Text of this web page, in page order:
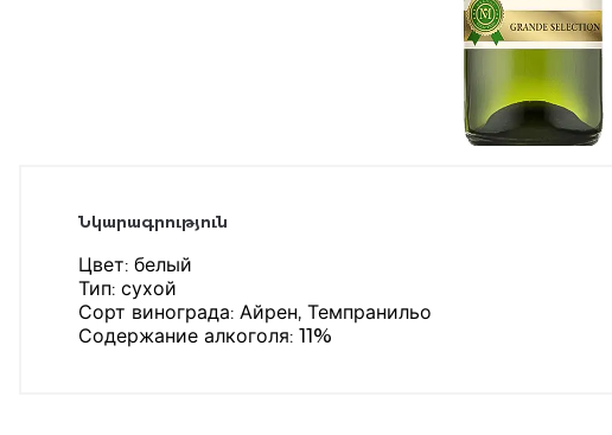
Նկարագրություն
Цвет: белый
Тип: сухой
Сорт винограда: Айрен, Темпранильо
Содержание алкоголя: 11%